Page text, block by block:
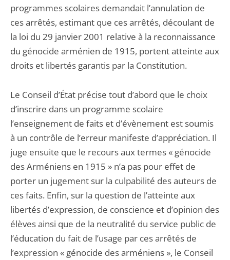
programmes scolaires demandait l’annulation de
ces arrêtés, estimant que ces arrêtés, découlant de
la loi du 29 janvier 2001 relative à la reconnaissance
du génocide arménien de 1915, portent atteinte aux
droits et libertés garantis par la Constitution.
Le Conseil d’État précise tout d’abord que le choix
d’inscrire dans un programme scolaire
l’enseignement de faits et d’évènement est soumis
à un contrôle de l’erreur manifeste d’appréciation. Il
juge ensuite que le recours aux termes « génocide
des Arméniens en 1915 » n’a pas pour effet de
porter un jugement sur la culpabilité des auteurs de
ces faits. Enfin, sur la question de l’atteinte aux
libertés d’expression, de conscience et d’opinion des
élèves ainsi que de la neutralité du service public de
l’éducation du fait de l’usage par ces arrêtés de
l’expression « génocide des arméniens », le Conseil